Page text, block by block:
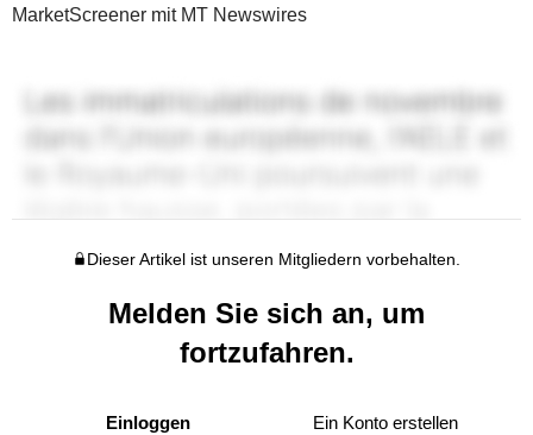
MarketScreener mit MT Newswires
Dieser Artikel ist unseren Mitgliedern vorbehalten.
Melden Sie sich an, um
fortzufahren.
Einloggen Ein Konto erstellen